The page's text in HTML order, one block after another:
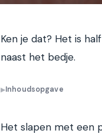
Ken je dat? Het is
naast het bedje.
▶Inhoudsopgave
Het slapen met een